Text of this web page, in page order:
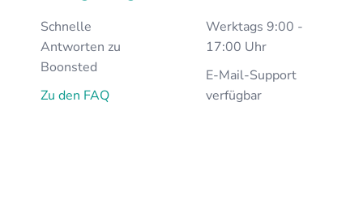
Schnelle
Antworten zu
Boonsted
Zu den FAQ
Werktags 9:00 -
17:00 Uhr
E-Mail-Support
verfügbar